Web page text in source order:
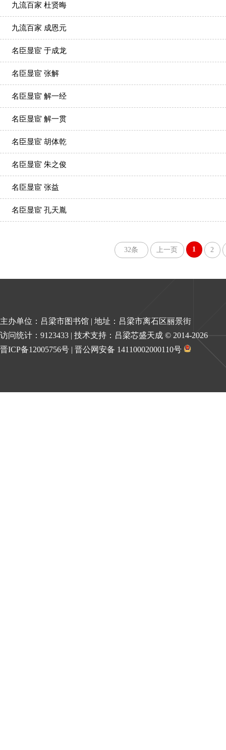
九流百家 杜贤晦
九流百家 成恩元
名臣显宦 于成龙
名臣显宦 张解
名臣显宦 解一经
名臣显宦 解一贯
名臣显宦 胡体乾
名臣显宦 朱之俊
名臣显宦 张益
名臣显宦 孔天胤
32条 上一页 1 2
主办单位：吕梁市图书馆 | 地址：吕梁市离石区丽景街
访问统计：9123433 | 技术支持：吕梁芯盛天成 © 2014-2026
晋ICP备12005756号 | 晋公网安备 14110002000110号